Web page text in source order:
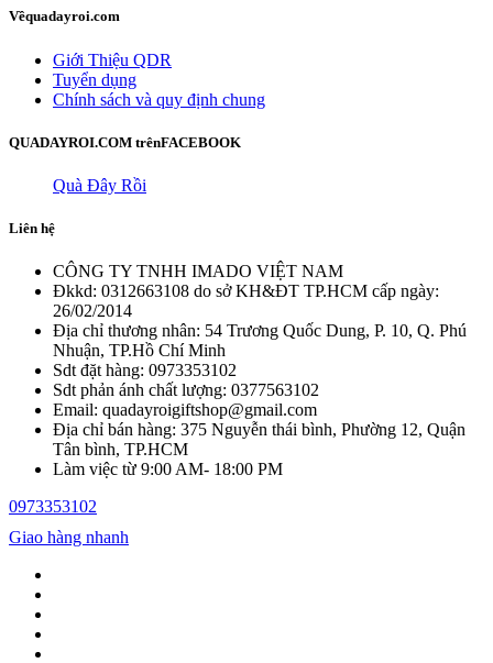
Vềquadayroi.com
Giới Thiệu QDR
Tuyển dụng
Chính sách và quy định chung
QUADAYROI.COM trênFACEBOOK
Quà Đây Rồi
Liên hệ
CÔNG TY TNHH IMADO VIỆT NAM
Đkkd: 0312663108 do sở KH&ĐT TP.HCM cấp ngày:
26/02/2014
Địa chỉ thương nhân: 54 Trương Quốc Dung, P. 10, Q. Phú
Nhuận, TP.Hồ Chí Minh
Sdt đặt hàng: 0973353102
Sdt phản ánh chất lượng: 0377563102
Email: quadayroigiftshop@gmail.com
Địa chỉ bán hàng: 375 Nguyễn thái bình, Phường 12, Quận
Tân bình, TP.HCM
Làm việc từ 9:00 AM- 18:00 PM
0973353102
Giao hàng nhanh